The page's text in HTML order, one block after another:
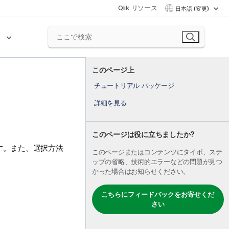
Qlik リソース 日本語 (変更)
このページ上
チュートリアル パッケージ
詳細を見る
このページは役に立ちましたか?
このページまたはコンテンツにタイポ、ステ
ップの省略、技術的エラーなどの問題が見つ
かった場合はお知らせください。
こちらにフィードバックをお寄せくだ
さい
また、選択方法